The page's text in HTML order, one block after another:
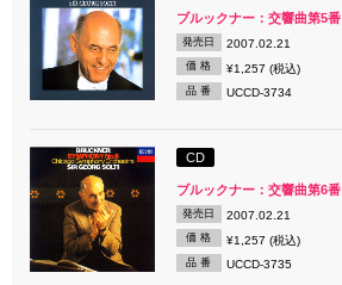
ブルックナー：交響曲第5番
発売日 2007.02.21
価 格 ¥1,257 (税込)
品 番 UCCD-3734
CD
ブルックナー：交響曲第6番
発売日 2007.02.21
価 格 ¥1,257 (税込)
品 番 UCCD-3735